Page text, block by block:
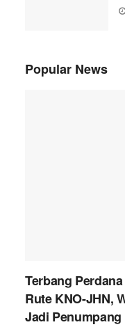
Popular News
Terbang
Rute KNO-JHN,
Jadi Penumpang